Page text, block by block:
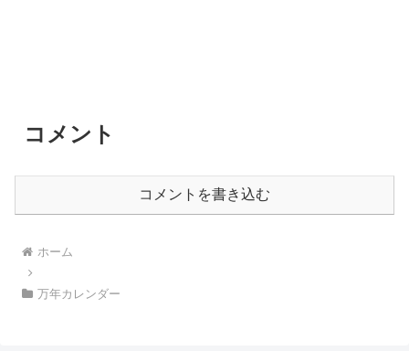
コメント
コメントを書き込む
ホーム
万年カレンダー